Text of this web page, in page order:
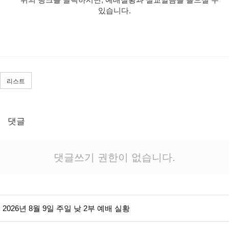
있습니다.
리스트
댓글
댓글쓰기 권한이 없습니다.
2026년 8월 9일 주일 낮 2부 예배 실황